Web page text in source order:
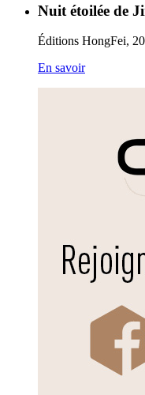
Nuit étoilée de
Éditions HongFei,
En savoir